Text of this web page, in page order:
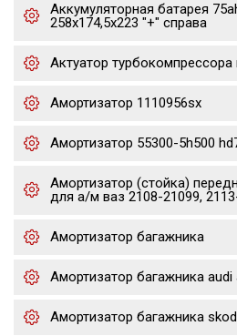
Аккумуляторная батарея
258x174,5x223 "+" справа
Актуатор турбокомпрессора
Амортизатор 1110956sx
Амортизатор 55300-5h500
Амортизатор (стойка)
для а/м ваз 2108-21099,
Амортизатор багажника
Амортизатор багажника audi
Амортизатор багажника